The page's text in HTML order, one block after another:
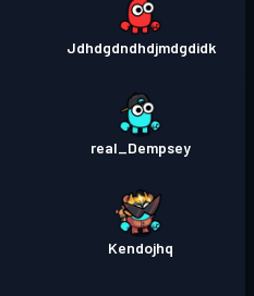
Jdhdgdndhdjmdgdidk
real_Dempsey
Kendojhq